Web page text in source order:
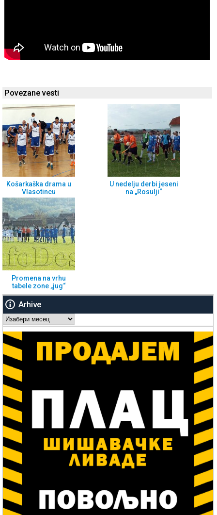
Povezane vesti
Košarkaška drama u
Vlasotincu
U nedelju derbi jeseni
na „Rosulji“
Promena na vrhu
tabele zone „jug“
Arhive
Arhive